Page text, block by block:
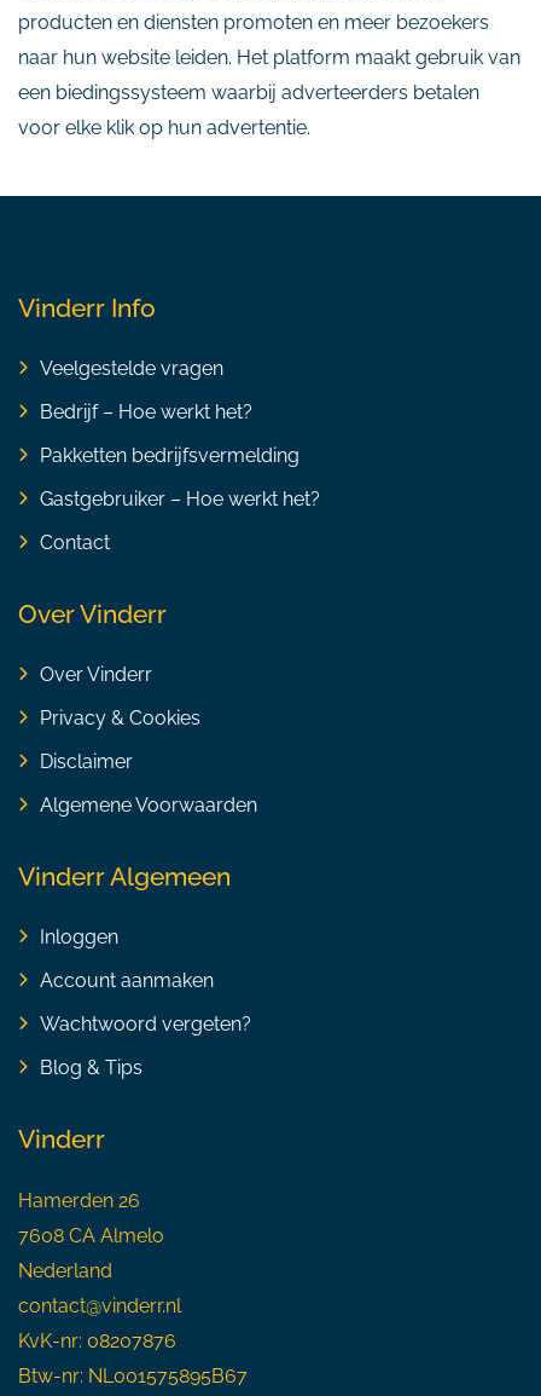
producten en diensten promoten en meer bezoekers
naar hun website leiden. Het platform maakt gebruik van
een biedingssysteem waarbij adverteerders betalen
voor elke klik op hun advertentie.
Vinderr Info
Veelgestelde vragen
Bedrijf – Hoe werkt het?
Pakketten bedrijfsvermelding
Gastgebruiker – Hoe werkt het?
Contact
Over Vinderr
Over Vinderr
Privacy & Cookies
Disclaimer
Algemene Voorwaarden
Vinderr Algemeen
Inloggen
Account aanmaken
Wachtwoord vergeten?
Blog & Tips
Vinderr
Hamerden 26
7608 CA Almelo
Nederland
contact@vinderr.nl
KvK-nr: 08207876
Btw-nr: NL001575895B67